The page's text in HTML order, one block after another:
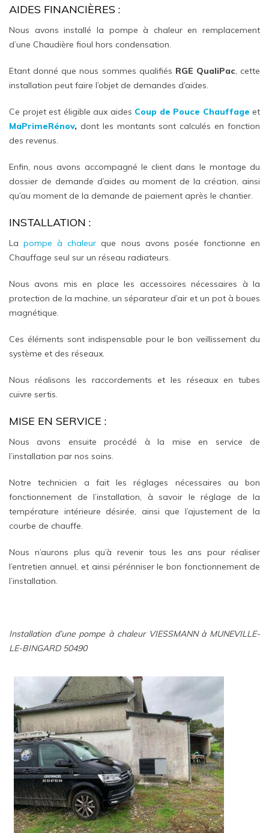
AIDES FINANCIÈRES :
Nous avons installé la pompe à chaleur en remplacement
d’une Chaudière fioul hors condensation.
Etant donné que nous sommes qualifiés RGE QualiPac, cette
installation peut faire l’objet de demandes d’aides.
Ce projet est éligible aux aides Coup de Pouce Chauffage et
MaPrimeRénov, dont les montants sont calculés en fonction
des revenus.
Enfin, nous avons accompagné le client dans le montage du
dossier de demande d’aides au moment de la création, ainsi
qu’au moment de la demande de paiement après le chantier.
INSTALLATION :
Lapompe à chaleur que nous avons posée fonctionne en
Chauffage seul sur un réseau radiateurs.
Nous avons mis en place les accessoires nécessaires à la
protection de la machine, un séparateur d’air et un pot à boues
magnétique.
Ces éléments sont indispensable pour le bon veillissement du
système et des réseaux.
Nous réalisons les raccordements et les réseaux en tubes
cuivre sertis.
MISE EN SERVICE :
Nous avons ensuite procédé à la mise en service de
l’installation par nos soins.
Notre technicien a fait les réglages nécessaires au bon
fonctionnement de l’installation, à savoir le réglage de la
température intérieure désirée, ainsi que l’ajustement de la
courbe de chauffe.
Nous n’aurons plus qu’à revenir tous les ans pour réaliser
l’entretien annuel, et ainsi pérénniser le bon fonctionnement de
l’installation.
Installation d’une pompe à chaleur VIESSMANN à MUNEVILLE-
LE-BINGARD 50490